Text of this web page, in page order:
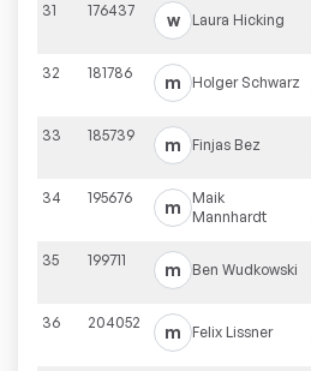
31 176437 w Laura Hicking
32 181786 m Holger Schwarz
33 185739 m Finjas Bez
34 195676 m
Maik
Mannhardt
35 199711 m Ben Wudkowski
36 204052 m Felix Lissner